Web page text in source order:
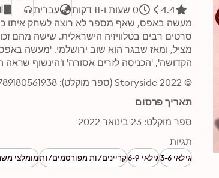
4.4 0 שעות ו-11 דקות עברית
הקדושה', 'הכניסה לזרים אסורה' ו'הינשוף שראה
© 2022 Storyside (ספר מוקלט): 9789180561938
תאריך פרסום
ספר מוקלט: 23 בינואר 2022
תגיות
גילאי 3-6 גילאי 6-9 קריינים/ות מפורסמים/ותמומלצי